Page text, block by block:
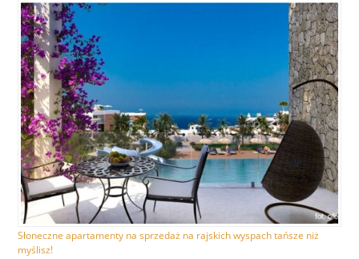
Słoneczne apartamenty na sprzedaż na rajskich wyspach tańsze niż
myślisz!